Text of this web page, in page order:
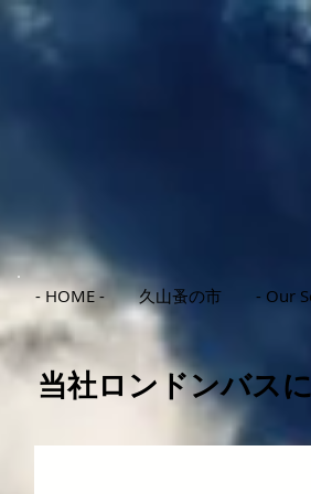
- HOME - 久山蚤の市 - Our
当社ロンドンバス